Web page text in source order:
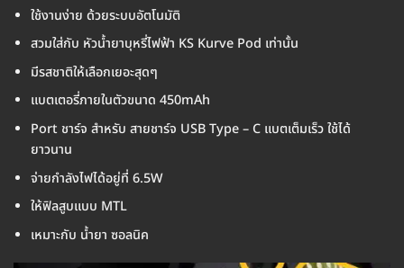
ใช้งานง่าย ด้วยระบบอัตโนมัติ
สวมใส่กับ หัวน้ำยาบุหรี่ไฟฟ้า KS Kurve Pod เท่านั้น
มีรสชาติให้เลือกเยอะสุดๆ
แบตเตอรี่ภายในตัวขนาด 450mAh
Port ชาร์จ สำหรับ สายชาร์จ USB Type – C แบตเต็มเร็ว ใช้ได้
ยาวนาน
จ่ายกำลังไฟได้อยู่ที่ 6.5W
ให้ฟิลสูบแบบ MTL
เหมาะกับ น้ำยา ซอลนิค